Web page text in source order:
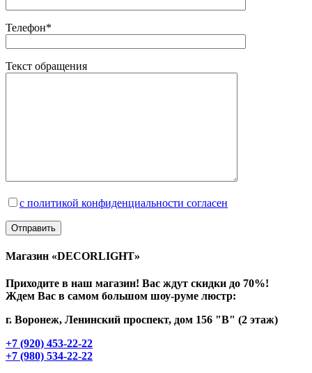
Телефон*
Текст обращения
с политикой конфиденциальности согласен
Магазин «DECORLIGHT»
Приходите в наш магазин! Вас ждут скидки до 70%!
Ждем Вас в самом большом шоу-руме люстр:
г. Воронеж, Ленинский проспект, дом 156 "В" (2 этаж)
+7 (920) 453-22-22
+7 (980) 534-22-22